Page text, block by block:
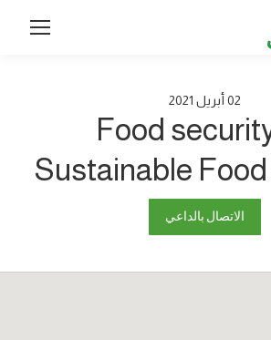
02 أبريل 2021
Food
Sustainable
الاتصال بالداعي